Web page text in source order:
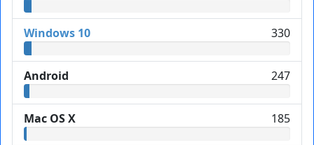
Windows 10 330
Android 247
Mac OS X 185